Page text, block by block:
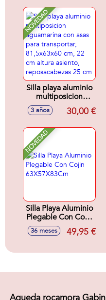
NOVEDAD
Silla playa aluminio
multiposicion
aguamarina con
asas para
81,5x63x60 cm, 22
cm altura asiento,
reposacabezas 25
cm
3 años 30,00 €
NOVEDAD
Silla Playa Aluminio
Plegable Con Cojin
63X57X83Cm
36 meses 49,95 €